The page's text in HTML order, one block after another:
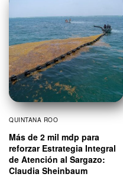
QUINTANA ROO
Más de 2 mil mdp para
reforzar Estrategia Integral
de Atención al Sargazo:
Claudia Sheinbaum